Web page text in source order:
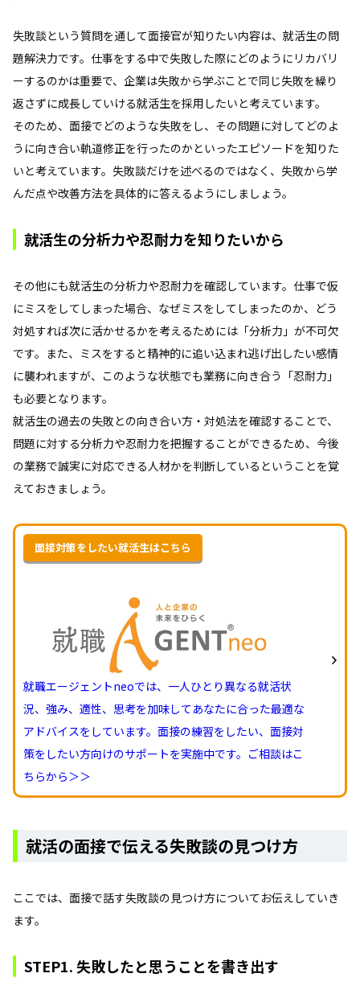
失敗談という質問を通して面接官が知りたい内容は、就活生の問
題解決力です。仕事をする中で失敗した際にどのようにリカバリ
ーするのかは重要で、企業は失敗から学ぶことで同じ失敗を繰り
返さずに成長していける就活生を採用したいと考えています。
そのため、面接でどのような失敗をし、その問題に対してどのよ
うに向き合い軌道修正を行ったのかといったエピソードを知りた
いと考えています。失敗談だけを述べるのではなく、失敗から学
んだ点や改善方法を具体的に答えるようにしましょう。
就活生の分析力や忍耐力を知りたいから
その他にも就活生の分析力や忍耐力を確認しています。仕事で仮
にミスをしてしまった場合、なぜミスをしてしまったのか、どう
対処すれば次に活かせるかを考えるためには「分析力」が不可欠
です。また、ミスをすると精神的に追い込まれ逃げ出したい感情
に襲われますが、このような状態でも業務に向き合う「忍耐力」
も必要となります。
就活生の過去の失敗との向き合い方・対処法を確認することで、
問題に対する分析力や忍耐力を把握することができるため、今後
の業務で誠実に対応できる人材かを判断しているということを覚
えておきましょう。
面接対策をしたい就活生はこちら
就職エージェントneoでは、一人ひとり異なる就活状
況、強み、適性、思考を加味してあなたに合った最適な
アドバイスをしています。面接の練習をしたい、面接対
策をしたい方向けのサポートを実施中です。ご相談はこ
ちらから＞＞
就活の面接で伝える失敗談の見つけ方
ここでは、面接で話す失敗談の見つけ方についてお伝えしていき
ます。
STEP1. 失敗したと思うことを書き出す